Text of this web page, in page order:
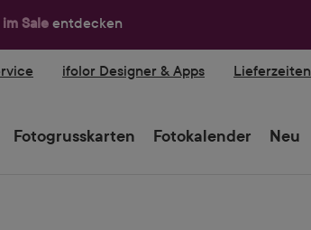
Sale entdecken
ifolor Designer & Apps Lieferzeiten
Fotogrusskarten Fotokalender Neu